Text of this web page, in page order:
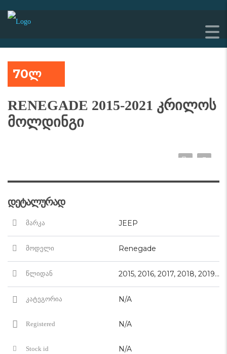
70ლ
RENEGADE 2015-2021 კრილოს
მოლდინგი
დეტალურად
მარკა JEEP
მოდელი Renegade
წლიდან 2015, 2016, 2017, 2018, 2019, 2020, 2021
კატეგორია N/A
Registered N/A
Stock id N/A